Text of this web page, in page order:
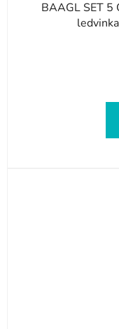
BAAGL SET 5